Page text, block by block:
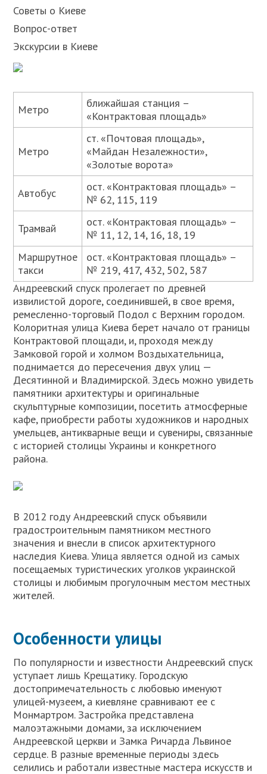
Советы о Киеве
Вопрос-ответ
Экскурсии в Киеве
Метро
ближайшая станция –
«Контрактовая площадь»
Метро
ст. «Почтовая площадь»,
«Майдан Незалежности»,
«Золотые ворота»
Автобус
ост. «Контрактовая площадь» –
№ 62, 115, 119
Трамвай
ост. «Контрактовая площадь» –
№ 11, 12, 14, 16, 18, 19
Маршрутное
такси
ост. «Контрактовая площадь» –
№ 219, 417, 432, 502, 587
Андреевский спуск пролегает по древней
извилистой дороге, соединившей, в свое время,
ремесленно-торговый Подол с Верхним городом.
Колоритная улица Киева берет начало от границы
Контрактовой площади, и, проходя между
Замковой горой и холмом Воздыхательница,
поднимается до пересечения двух улиц —
Десятинной и Владимирской. Здесь можно увидеть
памятники архитектуры и оригинальные
скульптурные композиции, посетить атмосферные
кафе, приобрести работы художников и народных
умельцев, антикварные вещи и сувениры, связанные
с историей столицы Украины и конкретного
района.
В 2012 году Андреевский спуск объявили
градостроительным памятником местного
значения и внесли в список архитектурного
наследия Киева. Улица является одной из самых
посещаемых туристических уголков украинской
столицы и любимым прогулочным местом местных
жителей.
Особенности улицы
По популярности и известности Андреевский спуск
уступает лишь Крещатику. Городскую
достопримечательность с любовью именуют
улицей-музеем, а киевляне сравнивают ее с
Монмартром. Застройка представлена
малоэтажными домами, за исключением
Андреевской церкви и Замка Ричарда Львиное
сердце. В разные временные периоды здесь
селились и работали известные мастера искусств и